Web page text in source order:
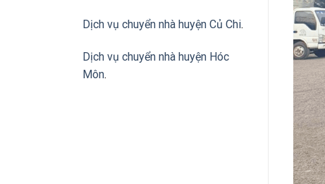
Dịch vụ chuyển nhà huyện Củ Chi.
Dịch vụ chuyển nhà huyện Hóc
Môn.